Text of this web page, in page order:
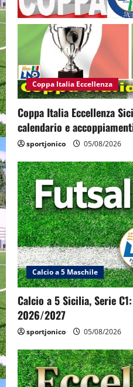
Coppa Italia Eccellenza
Coppa Italia Eccellenza
calendario e
sportjonico 05/08/2026
Calcio a 5 Maschile
Calcio a 5 Sicilia, Serie
2026/2027
sportjonico 05/08/2026